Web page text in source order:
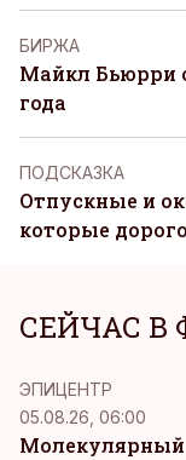
БИРЖА
Майкл Бьюрри
года
ПОДСКАЗКА
Отпускные и
которые
СЕЙЧАС В
ЭПИЦЕНТР
05.08.26, 06:00
Молекулярный